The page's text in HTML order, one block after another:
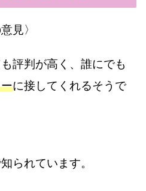
見〉
評判が高く、誰にでも
に接してくれるそうで
られています。